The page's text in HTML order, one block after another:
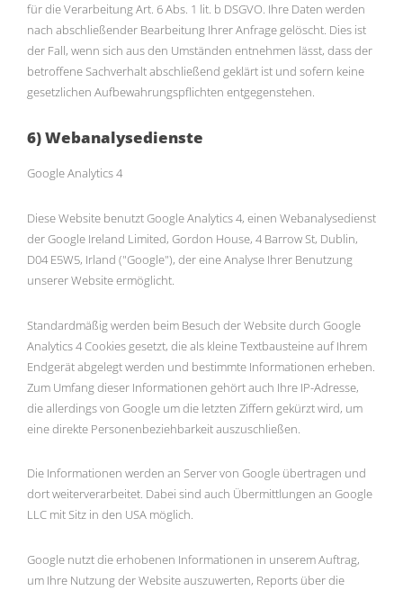
für die Verarbeitung Art. 6 Abs. 1 lit. b DSGVO. Ihre Daten werden
nach abschließender Bearbeitung Ihrer Anfrage gelöscht. Dies ist
der Fall, wenn sich aus den Umständen entnehmen lässt, dass der
betroffene Sachverhalt abschließend geklärt ist und sofern keine
gesetzlichen Aufbewahrungspflichten entgegenstehen.
6) Webanalysedienste
Google Analytics 4
Diese Website benutzt Google Analytics 4, einen Webanalysedienst
der Google Ireland Limited, Gordon House, 4 Barrow St, Dublin,
D04 E5W5, Irland ("Google"), der eine Analyse Ihrer Benutzung
unserer Website ermöglicht.
Standardmäßig werden beim Besuch der Website durch Google
Analytics 4 Cookies gesetzt, die als kleine Textbausteine auf Ihrem
Endgerät abgelegt werden und bestimmte Informationen erheben.
Zum Umfang dieser Informationen gehört auch Ihre IP-Adresse,
die allerdings von Google um die letzten Ziffern gekürzt wird, um
eine direkte Personenbeziehbarkeit auszuschließen.
Die Informationen werden an Server von Google übertragen und
dort weiterverarbeitet. Dabei sind auch Übermittlungen an Google
LLC mit Sitz in den USA möglich.
Google nutzt die erhobenen Informationen in unserem Auftrag,
um Ihre Nutzung der Website auszuwerten, Reports über die